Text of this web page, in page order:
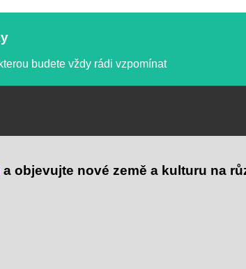
budete vždy rádi vzpomínat
a objevujte nové země a kulturu na